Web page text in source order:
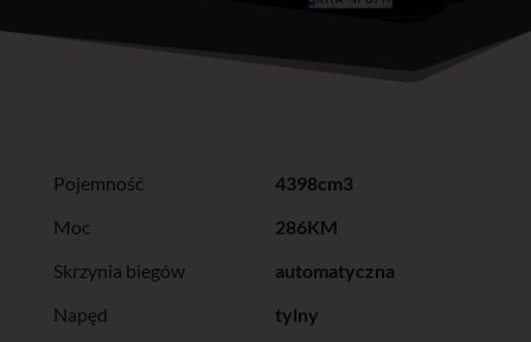
Pojemność
4398cm3
Moc
286KM
Skrzynia biegów
automatyczna
Napęd
tylny